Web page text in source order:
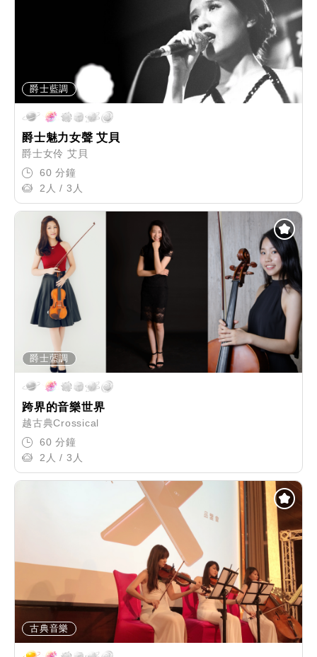
爵士藍調
爵士魅力女聲 艾貝
爵士女伶 艾貝
60 分鐘
2人 / 3人
爵士藍調
跨界的音樂世界
越古典Crossical
60 分鐘
2人 / 3人
古典音樂